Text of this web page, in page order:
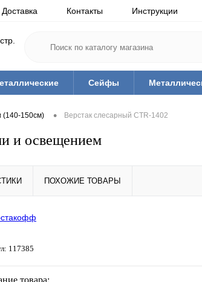
Доставка Контакты Инструкции
Сейфы
(140-150см) • Верстак слесарный CTR-1402
и освещением
ПОХОЖИЕ ТОВАРЫ
117385